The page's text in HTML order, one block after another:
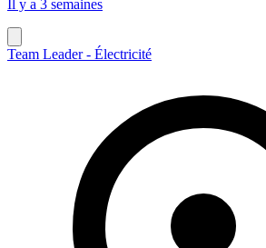
Il y a 3 semaines
Team Leader - Électricité